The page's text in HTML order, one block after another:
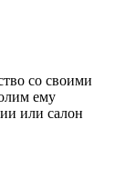
со своими
ему
или салон